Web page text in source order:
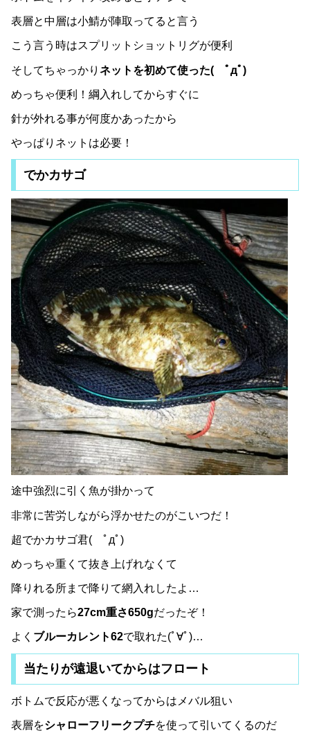
表層と中層は小鯖が陣取ってると言う
こう言う時はスプリットショットリグが便利
そしてちゃっかり ネットを初めて使った( ﾟдﾟ)
めっちゃ便利！綱入れしてからすぐに
針が外れる事が何度かあったから
やっぱりネットは必要！
でかカサゴ
途中強烈に引く魚が掛かって
非常に苦労しながら浮かせたのがこいつだ！
超でかカサゴ君( ﾟдﾟ)
めっちゃ重くて抜き上げれなくて
降りれる所まで降りて網入れしたよ…
家で測ったら27cm重さ650gだったぞ！
よく ブルーカレント62で取れた(ﾟ∀ﾟ)…
当たりが遠退いてからはフロート
ボトムで反応が悪くなってからはメバル狙い
表層をシャローフリークプチを使って引いてくるのだ